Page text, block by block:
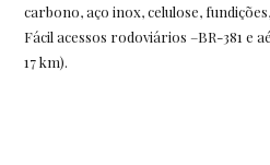
carbono, aço inox, celulose,
Fácil acessos rodoviários –BR-381 e
17 km).